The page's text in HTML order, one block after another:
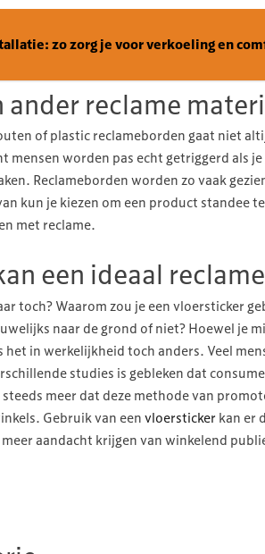
zo zorg je voor verkoeling en
ander reclame
of plastic reclameborden gaat niet
mensen worden pas echt getriggerd als
Reclameborden worden zo vaak
kun je kiezen om een product standee
met reclame.
een ideaal
toch? Waarom zou je een vloersticker
naar de grond of niet? Hoewel je
in werkelijkheid toch anders. Veel
studies is gebleken dat
meer dat deze methode van
Gebruik van een vloersticker kan er
aandacht krijgen van winkelend